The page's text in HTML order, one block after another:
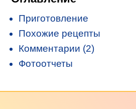
Приготовление
Похожие рецепты
Комментарии (2)
Фотоотчеты